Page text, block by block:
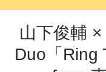
山下俊輔
Duo「Ring